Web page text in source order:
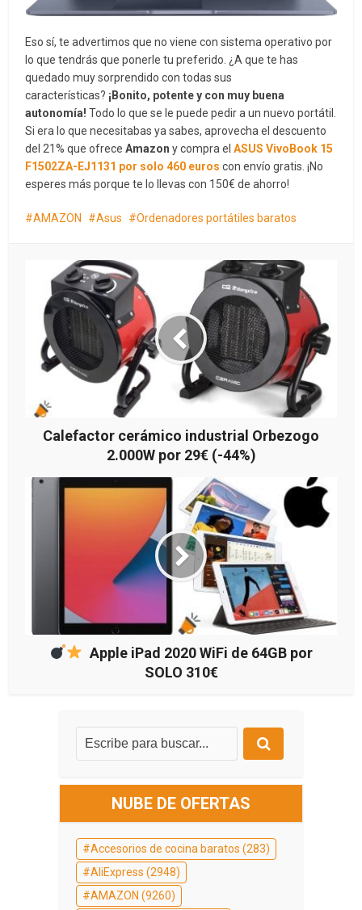
Eso sí, te advertimos que no viene con sistema operativo por
lo que tendrás que ponerle tu preferido. ¿A que te has
quedado muy sorprendido con todas sus
características? ¡Bonito, potente y con muy buena
autonomía! Todo lo que se le puede pedir a un nuevo portátil.
Si era lo que necesitabas ya sabes, aprovecha el descuento
del 21% que ofreceAmazon y compra elASUS VivoBook 15
F1502ZA-EJ1131 por solo 460 euros con envío gratis. ¡No
esperes más porque te lo llevas con 150€ de ahorro!
AMAZON Asus Ordenadores portátiles baratos
Calefactor cerámico industrial Orbezogo
2.000W por 29€ (-44%)
Apple iPad 2020 WiFi de 64GB por
SOLO 310€
NUBE DE OFERTAS
Accesorios de cocina baratos (283)
AliExpress (2948)
AMAZON (9260)